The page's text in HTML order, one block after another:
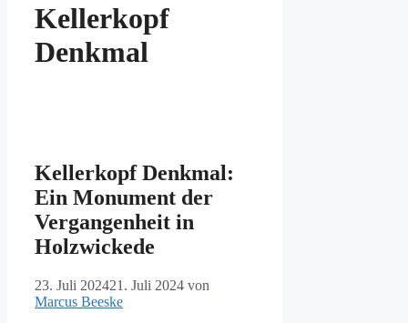
Kellerkopf
Denkmal
Kellerkopf Denkmal:
Ein Monument der
Vergangenheit in
Holzwickede
23. Juli 202421. Juli 2024 von
Marcus Beeske